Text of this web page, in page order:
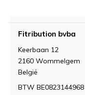
Fitribution bvba
Keerbaan 12
2160 Wommelgem
België
BTW BE0823144968